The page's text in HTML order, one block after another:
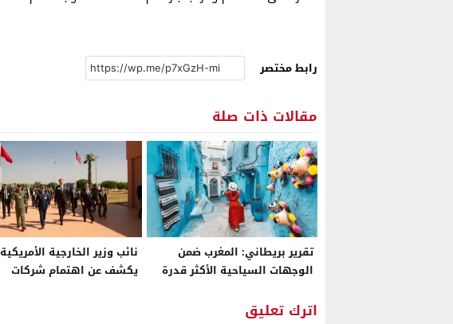
رابط مختصر
مقالات ذات صلة
تقرير بريطاني: المغرب ضمن
الوجهات السياحية الأكثر قدرة
حياة المسافرين
نائب وزير الخارجية الأمريكية
يكشف عن اهتمام شركات
اترك تعليق